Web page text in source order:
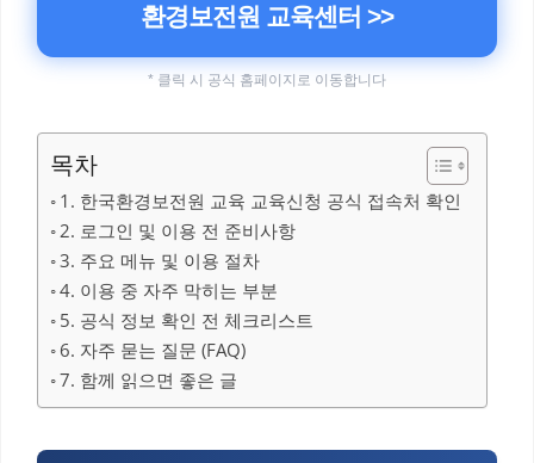
환경보전원 교육센터 >>
* 클릭 시 공식 홈페이지로 이동합니다
목차
1. 한국환경보전원 교육 교육신청 공식 접속처 확인
2. 로그인 및 이용 전 준비사항
3. 주요 메뉴 및 이용 절차
4. 이용 중 자주 막히는 부분
5. 공식 정보 확인 전 체크리스트
6. 자주 묻는 질문 (FAQ)
7. 함께 읽으면 좋은 글